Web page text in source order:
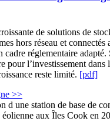
de solutions de
hors réseau et connectés
cadre réglementaire
pour l’investissement dans
reste limité. [pdf]
>>